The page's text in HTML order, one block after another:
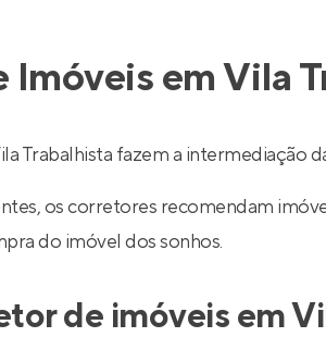
Imóveis em Vila
Trabalhista fazem a intermediação
os corretores recomendam
do imóvel dos sonhos.
de imóveis em